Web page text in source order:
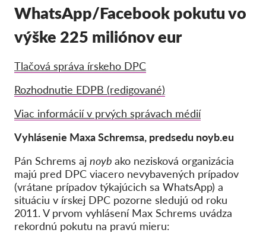
Výročné správy
Kariéra
Kolektívna žaloba
OnionShare
GDPRhub
WhatsApp/Facebook pokutu vo
výške 225 miliónov eur
Tlačová správa írskeho DPC
Rozhodnutie EDPB (redigované)
Viac informácií v prvých správach médií
Vyhlásenie Maxa Schremsa, predsedu noyb.eu
Pán Schrems aj noyb ako nezisková organizácia
majú pred DPC viacero nevybavených prípadov
(vrátane prípadov týkajúcich sa WhatsApp) a
situáciu v írskej DPC pozorne sledujú od roku
2011. V prvom vyhlásení Max Schrems uvádza
rekordnú pokutu na pravú mieru: